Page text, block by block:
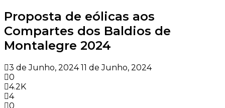
Proposta de eólicas aos
Compartes dos Baldios de
Montalegre 2024
3 de Junho, 2024 11 de Junho, 2024
0
4.2K
4
0